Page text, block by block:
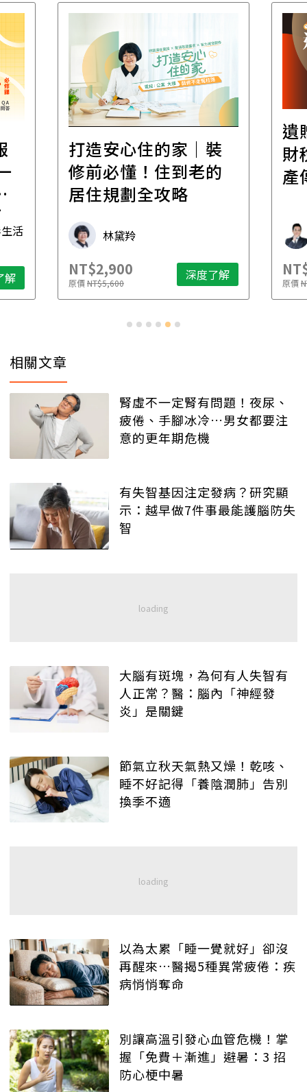
活
解
打造安心住的家｜裝
修前必懂！住到老的
居住規劃全攻略
林黛羚
NT$2,900
原價NT$5,600 深度了解
遺
財
產
原價
相關文章
腎虛不一定腎有問題！夜尿、
疲倦、手腳冰冷…男女都要注
意的更年期危機
有失智基因注定發病？研究顯
示：越早做7件事最能護腦防失
智
大腦有斑塊，為何有人失智有
人正常？醫：腦內「神經發
炎」是關鍵
節氣立秋天氣熱又燥！乾咳、
睡不好記得「養陰潤肺」告別
換季不適
以為太累「睡一覺就好」卻沒
再醒來…醫揭5種異常疲倦：疾
病悄悄奪命
別讓高溫引發心血管危機！掌
握「免費＋漸進」避暑：3 招
防心梗中暑